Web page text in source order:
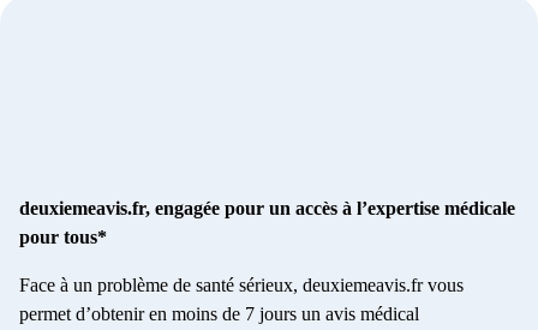
deuxiemeavis.fr, engagée pour un accès à l’expertise médicale
pour tous*
Face à un problème de santé sérieux, deuxiemeavis.fr vous
permet d’obtenir en moins de 7 jours un avis médical